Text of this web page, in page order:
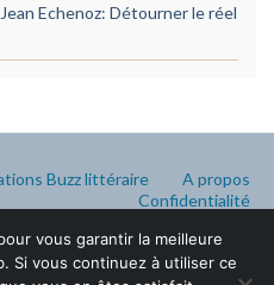
Jean Echenoz: Détourner le réel
Buzz littéraire
A propos
Confidentialité
vous garantir la meilleure
Si vous continuez à utiliser ce